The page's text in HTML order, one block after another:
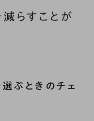
らすことが
ぶときのチェ